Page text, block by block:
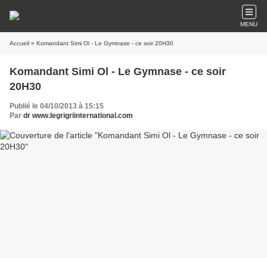
MENU
Accueil » Komandant Simi Ol - Le Gymnase - ce soir 20H30
Komandant Simi Ol - Le Gymnase - ce soir
20H30
Publié le 04/10/2013 à 15:15
Par dr www.legrigriinternational.com